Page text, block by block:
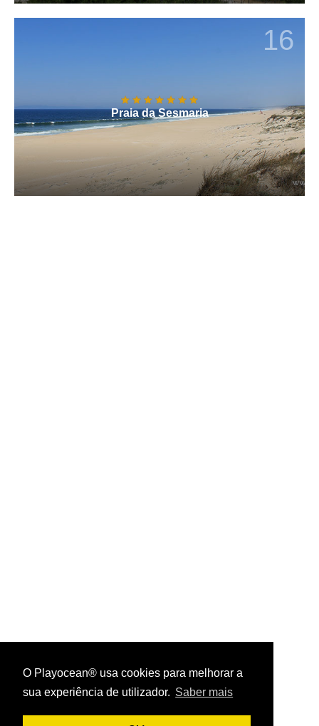
O Playocean® usa cookies para melhorar a
sua experiência de utilizador. Saber mais
16
Praia da Sesmaria
Playocean ® 2026